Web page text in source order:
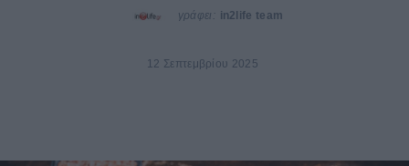
γράφει: in2life team
12 Σεπτεμβρίου 2025